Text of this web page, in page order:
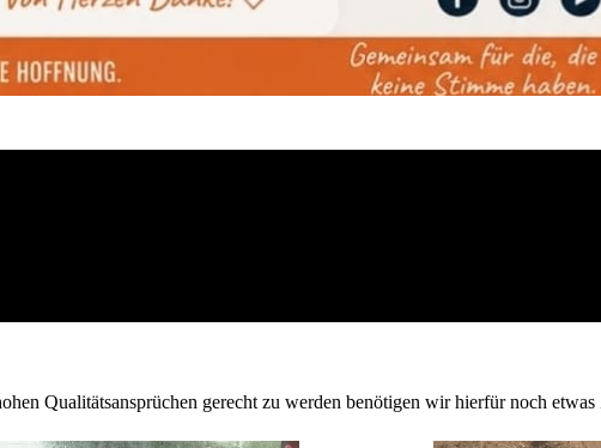
Qualitätsansprüchen gerecht zu werden benötigen wir hierfür noch etwas